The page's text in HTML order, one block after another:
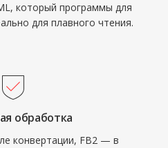
который программы для
для плавного чтения.
обработка
конвертации, FB2 — в